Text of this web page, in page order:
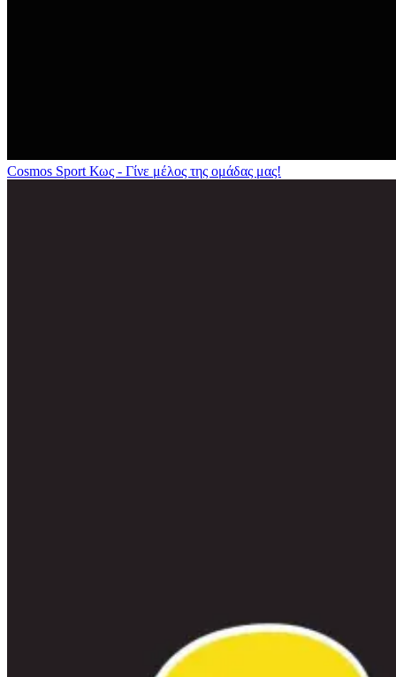
Cosmos Sport Κως - Γίνε μέλος της ομάδας μας!